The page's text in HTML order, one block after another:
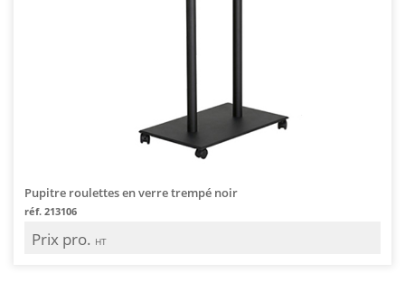
Pupitre roulettes en verre trempé noir
réf. 213106
Prix pro. HT